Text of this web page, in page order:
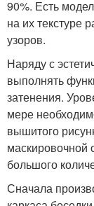
90%. Есть
на их текстуре
узоров.
Наряду с
выполнять
затенения.
мере
вышитого
маскировочной
большого
Сначала